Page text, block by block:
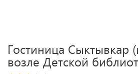
Гостиница Сыктывкар
возле Детской